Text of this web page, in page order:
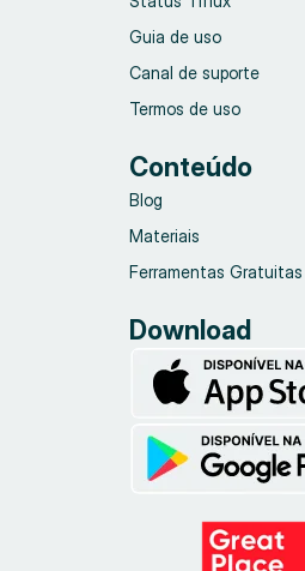
Guia de uso
Canal de suporte
Termos de uso
Conteúdo
Blog
Materiais
Ferramentas Gratuitas
Download